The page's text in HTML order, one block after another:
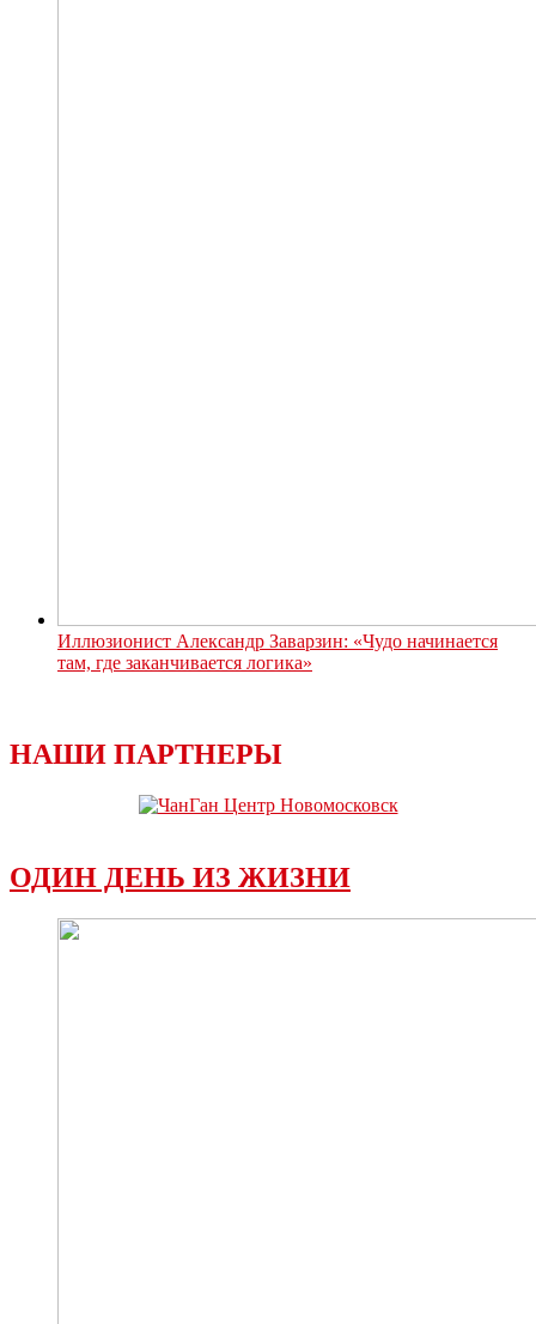
Иллюзионист Александр Заварзин: «Чудо начинается
там, где заканчивается логика»
НАШИ ПАРТНЕРЫ
ОДИН ДЕНЬ ИЗ ЖИЗНИ